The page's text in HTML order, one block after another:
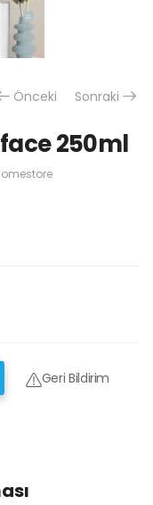
Önceki Sonraki
250ml
Geri Bildirim